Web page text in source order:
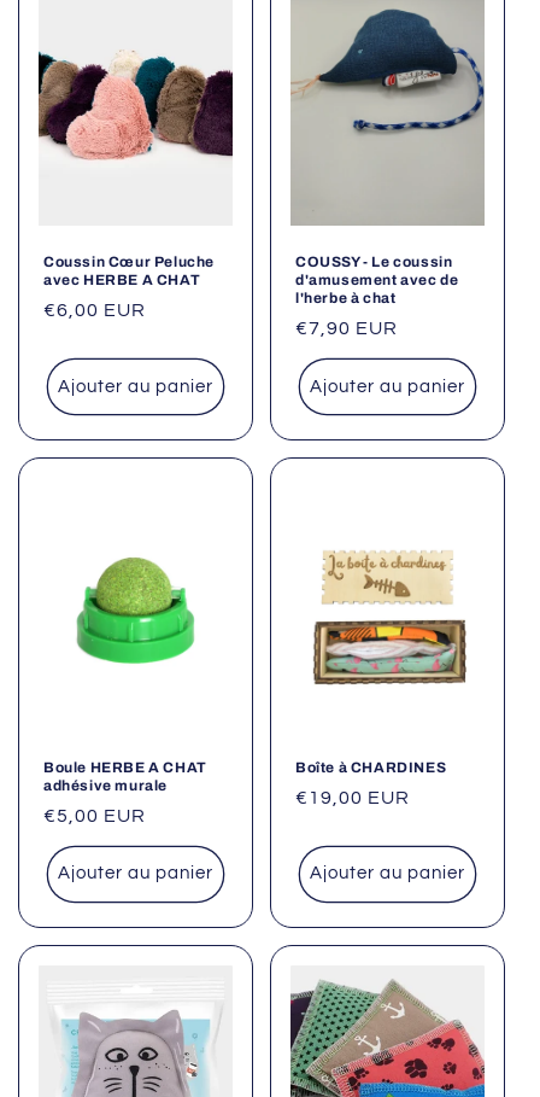
Coussin Cœur Peluche
avec HERBE A CHAT
Prix
€6,00 EUR
Ajouter au panier
COUSSY - Le coussin
d'amusement avec de
l'herbe à chat
Prix
habituel
€7,90 EUR
Ajouter au panier
Boule HERBE A CHAT
adhésive murale
Prix
habituel
€5,00 EUR
Ajouter au panier
Boîte à CHARDINES
Prix
€19,00 EUR
Ajouter au panier